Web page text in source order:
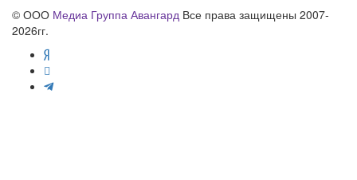
© ООО Медиа Группа Авангард Все права защищены 2007-
2026гг.